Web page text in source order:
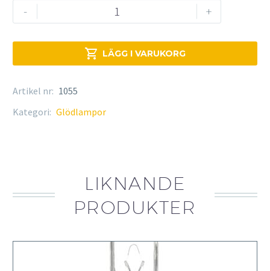
-
Glödlampa
mängd
+
 LÄGG I VARUKORG
Artikel nr: 1055
Kategori: Glödlampor
LIKNANDE
PRODUKTER